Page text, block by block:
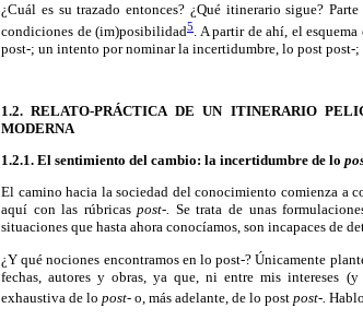
¿Cuál es su trazado entonces? ¿Qué itinerario sigue?
condiciones de (im)posibilidad5
. A partir de ahí, el
post-; un intento por nominar la incertidumbre, lo post
1.2. RELATO-PRÁCTICA DE UN ITINERARIO
MODERNA
1.2.1. El sentimiento del cambio: la incertidumbre de lo
El camino hacia la sociedad del conocimiento comienza a
aquí con las rúbricaspost-. Se trata de unas
situaciones que hasta ahora conocíamos, son incapaces de
¿Y qué nociones encontramos en lo post-? Únicamente
fechas, autores y obras, ya que, ni entre mis intereses
exhaustiva de lo post- o, más adelante, de lo post post-.